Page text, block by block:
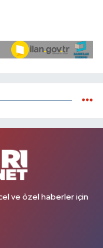
ve özel haberler için